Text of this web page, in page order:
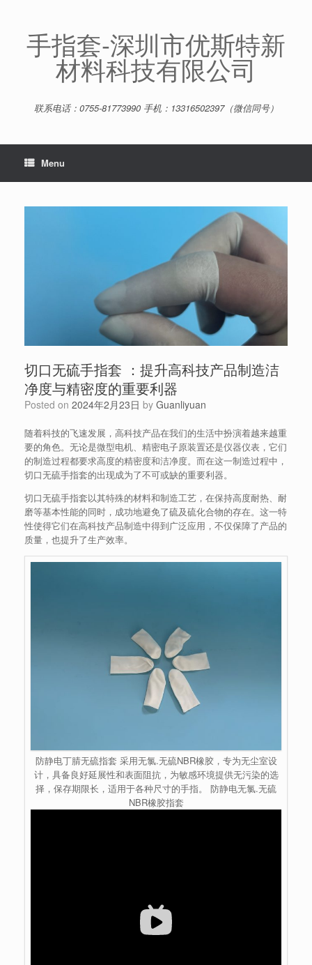
content手指套-深圳市优斯特新
材料科技有限公司
联系电话：0755-81773990 手机：13316502397（微信同号）
Menu
切口无硫手指套 ：提升高科技产品制造洁
净度与精密度的重要利器
Posted on 2024年2月23日 by Guanliyuan
随着科技的飞速发展，高科技产品在我们的生活中扮演着越来越重
要的角色。无论是微型电机、精密电子原装置还是仪器仪表，它们
的制造过程都要求高度的精密度和洁净度。而在这一制造过程中，
切口无硫手指套的出现成为了不可或缺的重要利器。
切口无硫手指套以其特殊的材料和制造工艺，在保持高度耐热、耐
磨等基本性能的同时，成功地避免了硫及硫化合物的存在。这一特
性使得它们在高科技产品制造中得到广泛应用，不仅保障了产品的
质量，也提升了生产效率。
防静电丁腈无硫指套 采用无氯.无硫NBR橡胶，专为无尘室设
计，具备良好延展性和表面阻抗，为敏感环境提供无污染的选
择，保存期限长，适用于各种尺寸的手指。 防静电无氯.无硫
NBR橡胶指套